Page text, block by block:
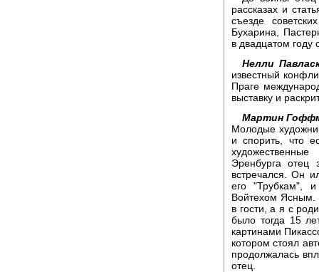
рассказах и
съезде
Бухарина,
в двадцатом
Нелли
известный
Праге
выставку и
Мартин
Молодые
и спорить, что
Эренбурга
встречался. Он
его "Трубкам",
Войтехом Ясным.
в гости, а я с
было тогда 15
картинами
котором стоял
продолжалась
отец.